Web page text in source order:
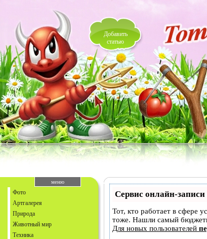
Добавить
статью
меню
Фото
Артгалерея
Природа
Животный мир
Техника
Сервис онлайн-записи
Тот, кто работает в сфере
тоже. Нашли самый
Для новых пользователей